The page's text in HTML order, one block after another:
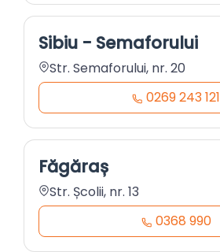
Sibiu - Semaforului
Str. Semaforului, nr. 20
0269 243 121
Făgăraș
Str. Școlii, nr. 13
0368 990